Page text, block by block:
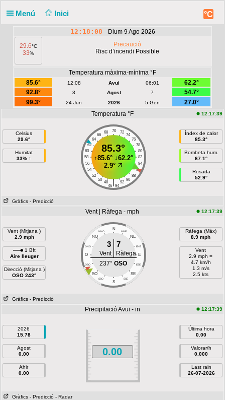
Menú Inici °C
12:18:08
Dium 9 Ago 2026
29.6°C
33%
Precaució
Risc d’incendi Possible
Temperatura màxima-mínima °F
85.6°
12:08 Avui 06:01
62.2°
92.8°
3 Agost 7
54.7°
99.3°
24 Jun 2026 5 Gen
27.0°
Temperatura °F
12:17:39
Celsius
29.6°
Humitat
33% ↑
70
68 72
66
74
64
76
62
78
60
80
58
82
56
84
54
86
52
88
50
90
48 92
|
46 94
85.3°
↑85.6°↓62.2°
2.9°
Índex de calor
85.3°
Bombeta hum.
67.1°
Rosada
52.9°
Gràfics - Predicció
Vent | Ràfega - mph 12:17:39
Vent (Mitjana )
2.9 mph
1 Bft
Aire lleuger
Direcció (Mitjana )
OSO 243°
N
NNO NNE
NO NE
ONO ENE
O E
OSO ESE
SO SE
SSO SSE
S
3 7
Vent
Ràfega
237°OSO
Ràfega (Màx)
8.9 mph
Vent
2.9 mph =
4.7 km/h
1.3 m/s
2.5 kts
Gràfics - Predicció
Precipitació Avui - in 12:17:39
2026
15.78
Agost
0.00
Ahir
0.00
0.00
Última hora
0.00
Valorar/h
0.000
Last rain
26-07-2026
Gràfics - Predicció - Radar